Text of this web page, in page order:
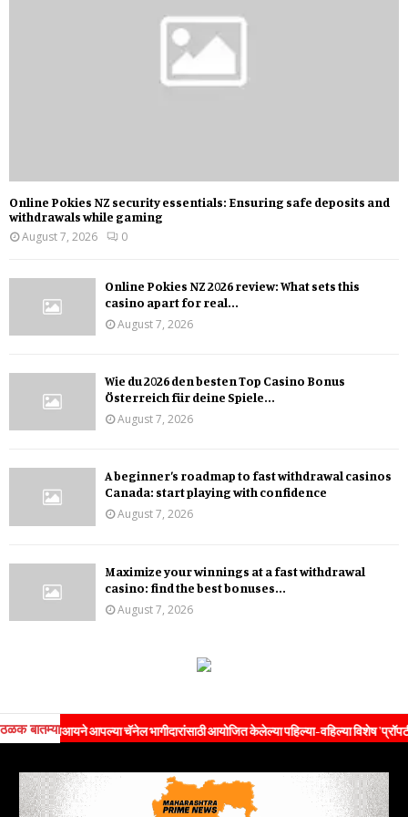
Online Pokies NZ security essentials: Ensuring safe deposits and
withdrawals while gaming
August 7, 2026
0
Online Pokies NZ 2026 review: What sets this
casino apart for real...
August 7, 2026
Wie du 2026 den besten Top Casino Bonus
Österreich für deine Spiele...
August 7, 2026
A beginner’s roadmap to fast withdrawal casinos
Canada: start playing with confidence
August 7, 2026
Maximize your winnings at a fast withdrawal
casino: find the best bonuses...
August 7, 2026
ठळक बातम्याआपल्या चॅनेल भागीदारांसाठी आयोजित केलेल्या पहिल्या-वहिल्या विशेष 'प्रॉपर्टी